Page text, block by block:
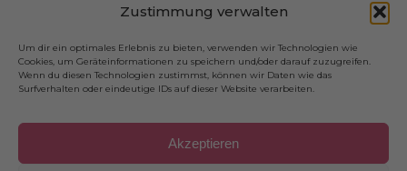
Zustimmung verwalten
Um dir ein optimales Erlebnis zu bieten, verwenden wir Technologien wie
Cookies, um Geräteinformationen zu speichern und/oder darauf zuzugreifen.
Wenn du diesen Technologien zustimmst, können wir Daten wie das
Surfverhalten oder eindeutige IDs auf dieser Website verarbeiten.
Akzeptieren
E-Mail: info@stefanie-berlinger.de
Online Termin vereinbaren